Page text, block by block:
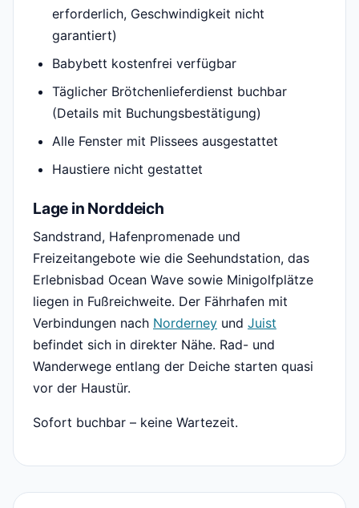
erforderlich, Geschwindigkeit nicht
garantiert)
Babybett kostenfrei verfügbar
Täglicher Brötchenlieferdienst buchbar
(Details mit Buchungsbestätigung)
Alle Fenster mit Plissees ausgestattet
Haustiere nicht gestattet
Lage in Norddeich
Sandstrand, Hafenpromenade und
Freizeitangebote wie die Seehundstation, das
Erlebnisbad Ocean Wave sowie Minigolfplätze
liegen in Fußreichweite. Der Fährhafen mit
Verbindungen nach Norderney und Juist
befindet sich in direkter Nähe. Rad- und
Wanderwege entlang der Deiche starten quasi
vor der Haustür.
Sofort buchbar – keine Wartezeit.